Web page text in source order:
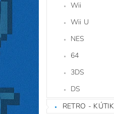
Wii
Wii U
NES
64
3DS
DS
RETRO - KÚTIK